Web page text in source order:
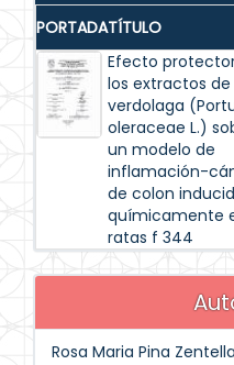
PORTADATÍTULO
Efecto
los extractos de
verdolaga
oleraceae L.)
un modelo de
inflamación-
de colon
químicamente
ratas f 344
Rosa Maria Pina Zentella